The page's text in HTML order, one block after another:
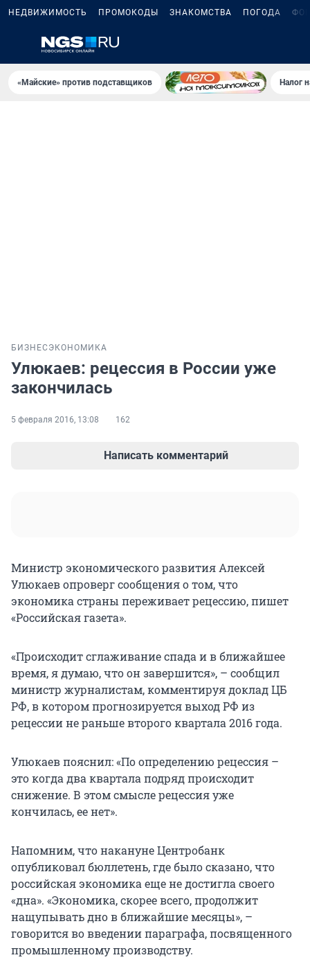
НЕДВИЖИМОСТЬ ПРОМОКОДЫ ЗНАКОМСТВА ПОГОДА
«Майские» против подставщиков Налог
БИЗНЕС ЭКОНОМИКА
Улюкаев: рецессия в России уже
закончилась
5 февраля 2016, 13:08 162
Написать комментарий
Министр экономического развития Алексей
Улюкаев опроверг сообщения о том, что
экономика страны переживает рецессию, пишет
«Российская газета».
«Происходит сглаживание спада и в ближайшее
время, я думаю, что он завершится», – сообщил
министр журналистам, комментируя доклад ЦБ
РФ, в котором прогнозируется выход РФ из
рецессии не раньше второго квартала 2016 года.
Улюкаев пояснил: «По определению рецессия –
это когда два квартала подряд происходит
снижение. В этом смысле рецессия уже
кончилась, ее нет».
Напомним, что накануне Центробанк
опубликовал бюллетень, где было сказано, что
российская экономика еще не достигла своего
«дна». «Экономика, скорее всего, продолжит
нащупывать дно в ближайшие месяцы», –
говорится во введении параграфа, посвященного
промышленному производству.